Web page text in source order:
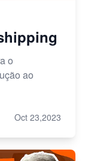
o
ao
Oct 23,2023